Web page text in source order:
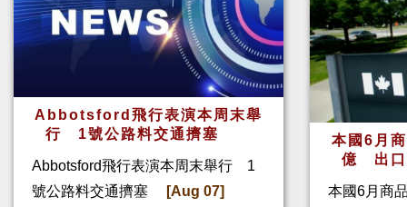
Abbotsford飛行表演本周末舉
行 1號公路料交通擠塞
Abbotsford飛行表演本周末舉行 1
號公路料交通擠塞
[Aug 07]
本國6月
億 出口
本國6月商